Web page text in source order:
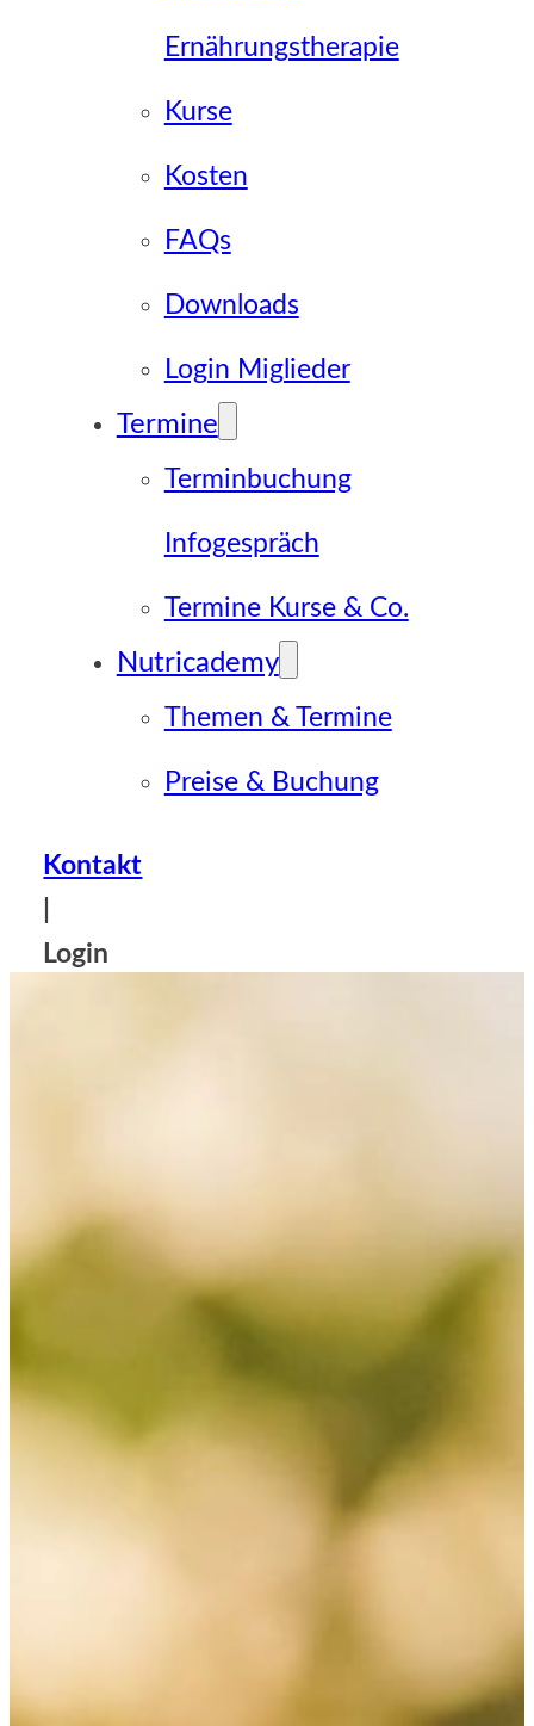
Ernährungstherapie
Kurse
Kosten
FAQs
Downloads
Login Miglieder
Termine
Terminbuchung
Infogespräch
Termine Kurse & Co.
Nutricademy
Themen & Termine
Preise & Buchung
Kontakt
Login